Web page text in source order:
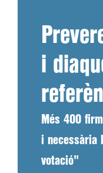
i
Més 400
i necessària
votació"